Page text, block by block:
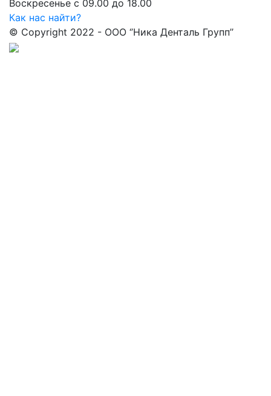
Воскресенье с 09.00 до 18.00
Как нас найти?
© Copyright 2022 - ООО ‘’Ника Денталь Групп’’